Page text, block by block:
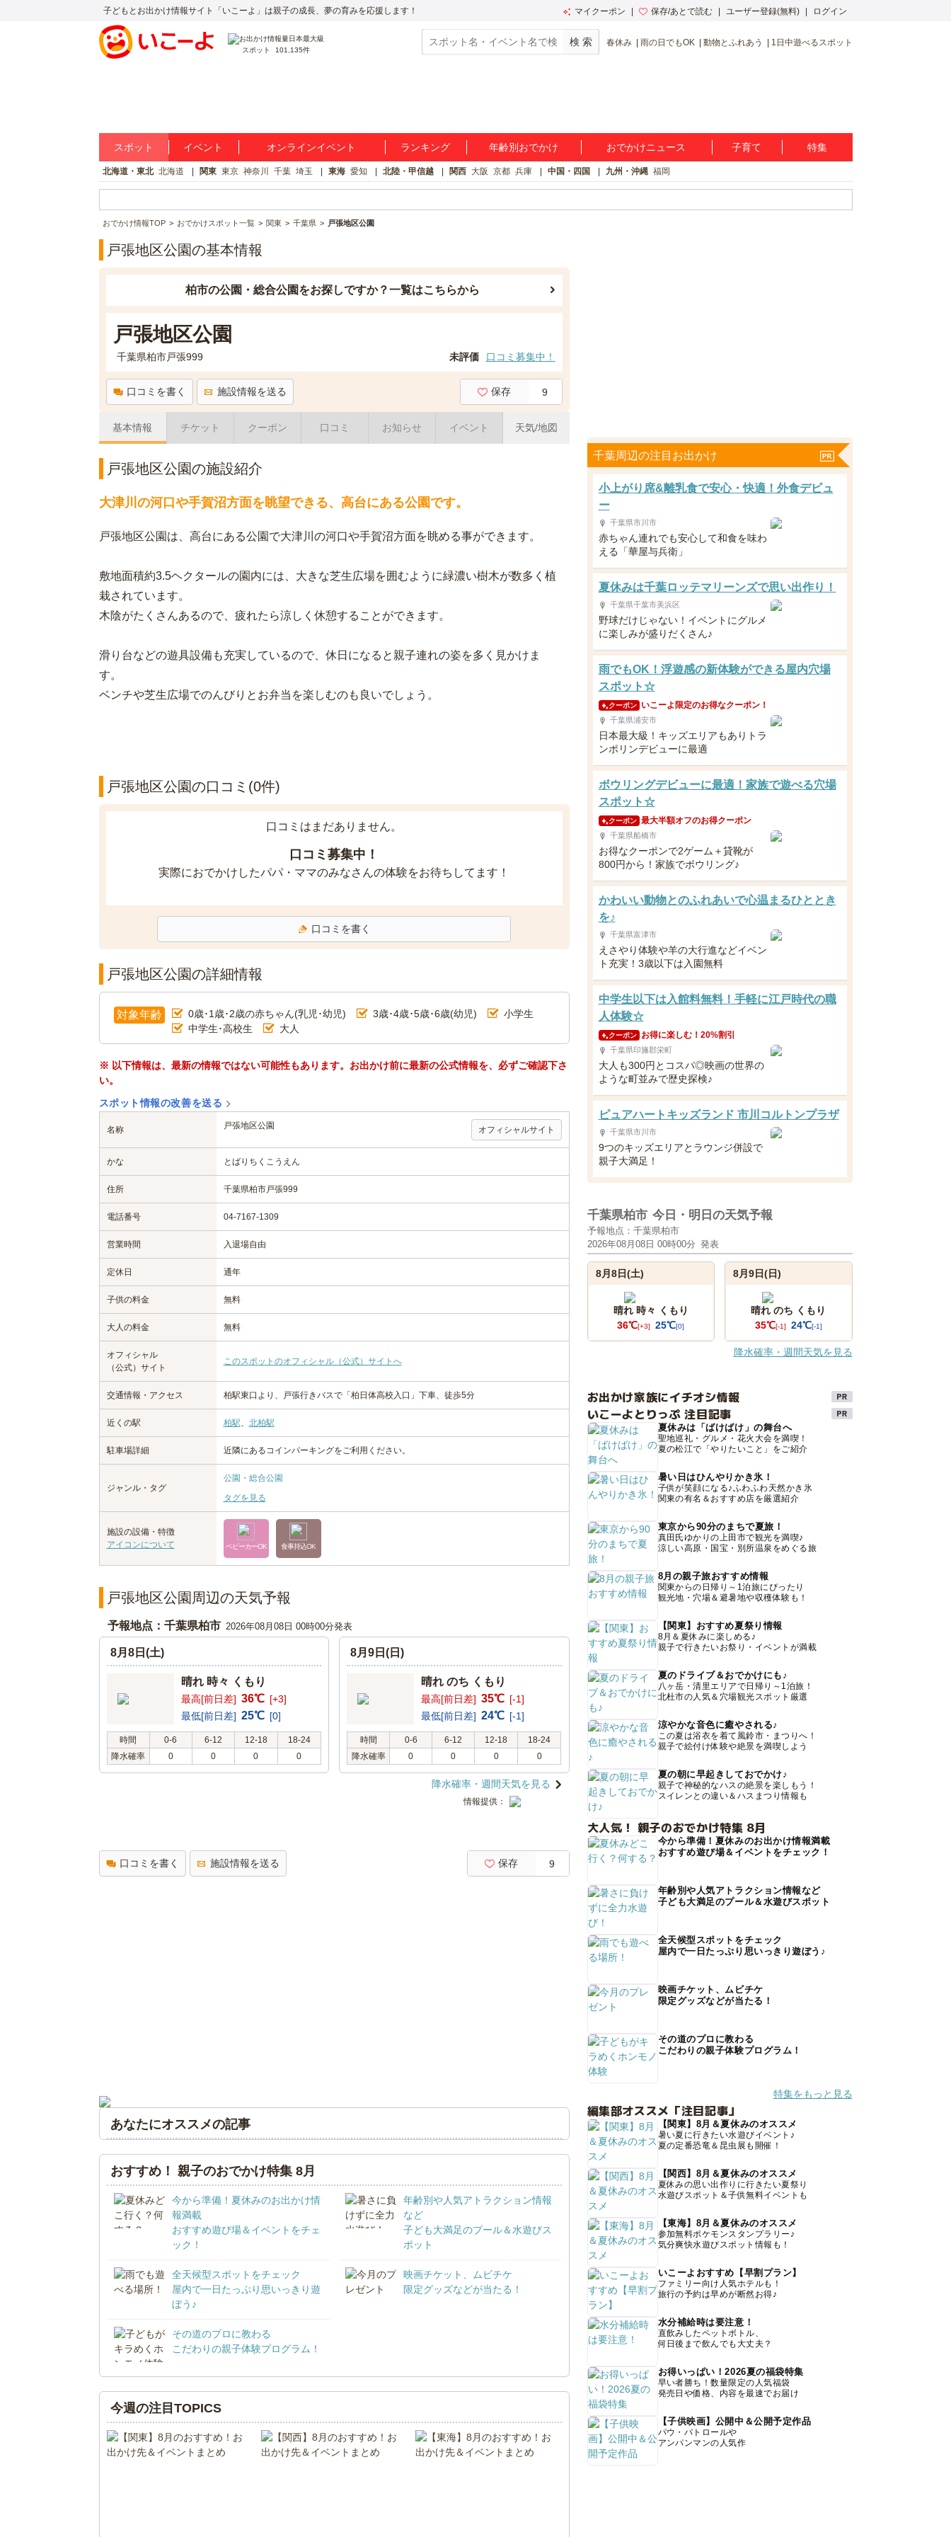
子どもとお出かけ情報サイト「いこーよ」は親子の成長、夢の育みを応援します！ マイクーポン 保存/あとで読む ユーザー登録(無料) ログイン
スポット 101,135件
春休み 雨の日でもOK 動物とふれあう 1日中遊べるスポット
スポット イベント オンラインイベント ランキング 年齢別おでかけ おでかけニュース 子育て 特集
北海道・東北 北海道 関東 東京 神奈川 千葉 埼玉 東海 愛知 北陸・甲信越 関西 大阪 京都 兵庫 中国・四国 九州・沖縄 福岡
おでかけ情報TOP おでかけスポット一覧 関東 千葉県 戸張地区公園
戸張地区公園の基本情報
柏市の公園・総合公園をお探しですか？一覧はこちらから
戸張地区公園
千葉県柏市戸張999 未評価 口コミ募集中！
口コミを書く 施設情報を送る 保存 9
基本情報 チケット クーポン 口コミ お知らせ イベント 天気/地図
戸張地区公園の施設紹介
大津川の河口や手賀沼方面を眺望できる、高台にある公園です。
戸張地区公園は、高台にある公園で大津川の河口や手賀沼方面を眺める事ができます。
敷地面積約3.5ヘクタールの園内には、大きな芝生広場を囲むように緑濃い樹木が数多く植
栽されています。
木陰がたくさんあるので、疲れたら涼しく休憩することができます。
滑り台などの遊具設備も充実しているので、休日になると親子連れの姿を多く見かけま
す。
ベンチや芝生広場でのんびりとお弁当を楽しむのも良いでしょう。
戸張地区公園の口コミ(0件)
口コミはまだありません。
口コミ募集中！
実際におでかけしたパパ・ママのみなさんの体験をお待ちしてます！
口コミを書く
戸張地区公園の詳細情報
対象年齢 0歳･1歳･2歳の赤ちゃん(乳児･幼児) 3歳･4歳･5歳･6歳(幼児)
小学生
中学生･高校生
大人
※ 以下情報は、最新の情報ではない可能性もあります。お出かけ前に最新の公式情報を、必ずご確認下さ
い。
スポット情報の改善を送る
名称 戸張地区公園 オフィシャルサイト
かな とばりちくこうえん
住所 千葉県柏市戸張999
電話番号 04-7167-1309
営業時間 入退場自由
定休日 通年
子供の料金 無料
大人の料金 無料
オフィシャル
（公式）サイト
このスポットのオフィシャル（公式）サイトへ
交通情報・アクセス 柏駅東口より、戸張行きバスで「柏日体高校入口」下車、徒歩5分
近くの駅 柏駅、 北柏駅
駐車場詳細 近隣にあるコインパーキングをご利用ください。
ジャンル・タグ
公園・総合公園
タグを見る
施設の設備・特徴
アイコンについて
ベビーカーOK 食事持込OK
戸張地区公園周辺の天気予報
予報地点：千葉県柏市 2026年08月08日 00時00分発表
8月8日(土)
晴れ 時々 くもり
最高[前日差] 36℃ [+3]
最低[前日差] 25℃ [0]
時間 0-6 6-12 12-18
18-24
降水確率
0 0 0 0
8月9日(日)
晴れ のち くもり
最高[前日差] 35℃ [-1]
最低[前日差] 24℃ [-1]
時間 0-6 6-12 12-18
18-24
降水確率
0 0 0 0
降水確率・週間天気を見る
情報提供：
口コミを書く 施設情報を送る 保存 9
あなたにオススメの記事
おすすめ！ 親子のおでかけ特集 8月
今から準備！夏休みのお出かけ情
報満載
おすすめ遊び場＆イベントをチェ
ック！
年齢別や人気アトラクション情報
など
子ども大満足のプール＆水遊びス
ポット
全天候型スポットをチェック
屋内で一日たっぷり思いっきり遊
ぼう♪
映画チケット、ムビチケ
限定グッズなどが当たる！
その道のプロに教わる
こだわりの親子体験プログラム！
今週の注目TOPICS
千葉周辺の注目お出かけ
小上がり席&離乳食で安心・快適！外食デビュ
ー
千葉県市川市
赤ちゃん連れでも安心して和食を味わ
える「華屋与兵衛」
夏休みは千葉ロッテマリーンズで思い出作り！
千葉県千葉市美浜区
野球だけじゃない！イベントにグルメ
に楽しみが盛りだくさん♪
雨でもOK！浮遊感の新体験ができる屋内穴場
スポット☆
クーポン いこーよ限定のお得なクーポン！
千葉県浦安市
日本最大級！キッズエリアもありトラ
ンポリンデビューに最適
ボウリングデビューに最適！家族で遊べる穴場
スポット☆
クーポン 最大半額オフのお得クーポン
千葉県船橋市
お得なクーポンで2ゲーム＋貸靴が
800円から！家族でボウリング♪
かわいい動物とのふれあいで心温まるひととき
を♪
千葉県富津市
えさやり体験や羊の大行進などイベン
ト充実！3歳以下は入園無料
中学生以下は入館料無料！手軽に江戸時代の職
人体験☆
クーポン お得に楽しむ！20%割引
千葉県印旛郡栄町
大人も300円とコスパ◎映画の世界の
ような町並みで歴史探検♪
ピュアハートキッズランド 市川コルトンプラザ
千葉県市川市
9つのキッズエリアとラウンジ併設で
親子大満足！
千葉県柏市 今日・明日の天気予報
予報地点：千葉県柏市
2026年08月08日 00時00分 発表
8月8日(土)
晴れ 時々 くもり
36℃[+3] 25℃[0]
8月9日(日)
晴れ のち くもり
35℃[-1] 24℃[-1]
降水確率・週間天気を見る
お出かけ家族にイチオシ情報
いこーよとりっぷ 注目記事
夏休みは「ばけばけ」の舞台へ
聖地巡礼・グルメ・花火大会を満喫！
夏の松江で「やりたいこと」をご紹介
暑い日はひんやりかき氷！
子供が笑顔になる♪ふわふわ天然かき氷
関東の有名＆おすすめ店を厳選紹介
東京から90分のまちで夏旅！
真田氏ゆかりの上田市で観光を満喫♪
涼しい高原・国宝・別所温泉をめぐる旅
8月の親子旅おすすめ情報
関東からの日帰り～1泊旅にぴったり
観光地・穴場＆避暑地や収穫体験も！
【関東】おすすめ夏祭り情報
8月＆夏休みに楽しめる♪
親子で行きたいお祭り・イベントが満載
夏のドライブ＆おでかけにも♪
八ヶ岳・清里エリアで日帰り～1泊旅！
北杜市の人気＆穴場観光スポット厳選
涼やかな音色に癒やされる♪
この夏は浴衣を着て風鈴市・まつりへ！
親子で絵付け体験や絶景を満喫しよう
夏の朝に早起きしておでかけ♪
親子で神秘的なハスの絶景を楽しもう！
スイレンとの違い＆ハスまつり情報も
大人気！ 親子のおでかけ特集 8月
今から準備！夏休みのお出かけ情報満載
おすすめ遊び場＆イベントをチェック！
年齢別や人気アトラクション情報など
子ども大満足のプール＆水遊びスポット
全天候型スポットをチェック
屋内で一日たっぷり思いっきり遊ぼう♪
映画チケット、ムビチケ
限定グッズなどが当たる！
その道のプロに教わる
こだわりの親子体験プログラム！
特集をもっと見る
編集部オススメ「注目記事」
【関東】8月＆夏休みのオススメ
暑い夏に行きたい水遊びイベント♪
夏の定番恐竜＆昆虫展も開催！
【関西】8月＆夏休みのオススメ
夏休みの思い出作りに行きたい夏祭り
水遊びスポット＆子供無料イベントも
【東海】8月＆夏休みのオススメ
参加無料ポケモンスタンプラリー♪
気分爽快水遊びスポット情報も！
いこーよおすすめ【早割プラン】
ファミリー向け人気ホテルも！
旅行の予約は早めが断然お得♪
水分補給時は要注意！
直飲みしたペットボトル、
何日後まで飲んでも大丈夫？
お得いっぱい！2026夏の福袋特集
早い者勝ち！数量限定の人気福袋
発売日や価格、内容を最速でお届け
【子供映画】公開中＆公開予定作品
パウ・パトロールや
アンパンマンの人気作